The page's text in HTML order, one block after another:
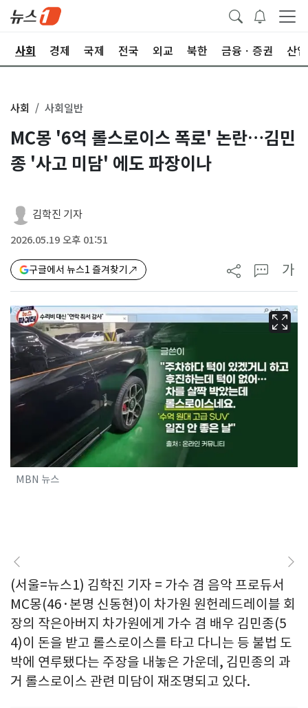
사회 경제 국제 전국 외교 북한 금융ㆍ증권 산업
사회 사회일반
MC몽 '6억 롤스로이스 폭로' 논란…김민
종 '사고 미담' 에도 파장이나
김학진 기자
2026.05.19 오후 01:51
구글에서 뉴스1 즐겨찾기 가
MBN 뉴스
(서울=뉴스1) 김학진 기자 = 가수 겸 음악 프로듀서
MC몽(46·본명 신동현)이 차가원 원헌레드레이블 회
장의 작은아버지 차가원에게 가수 겸 배우 김민종(5
4)이 돈을 받고 롤스로이스를 타고 다니는 등 불법 도
박에 연루됐다는 주장을 내놓은 가운데, 김민종의 과
거 롤스로이스 관련 미담이 재조명되고 있다.